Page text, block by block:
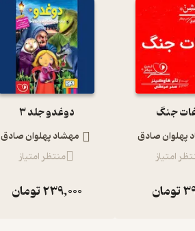
جنگ
پهلوان صادق
امتیاز
تومان
دوغدو جلد 3
مهشاد پهلوان صادق
منتظر امتیاز
239,000تومان